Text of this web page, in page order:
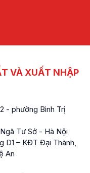
VÀ XUẤT NHẬP
- phường Bình Trị
Tư Sở - Hà Nội
D1 – KĐT Đại Thành,
An